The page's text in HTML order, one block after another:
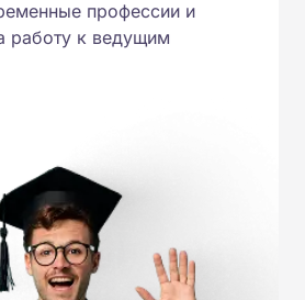
N 534 в
с Федеральными
обучения
работодателями по
профессии и
работу к ведущим